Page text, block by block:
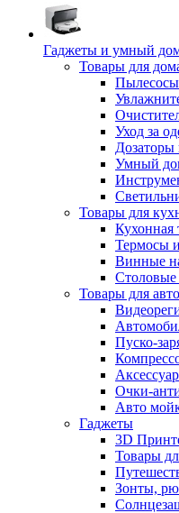
Гаджеты и умный
Товары для
Уход за
Умный
Товары для
Кухонная
Термосы
Винные
Товары для авто
Пуско-
Очки-
Авто
Гаджеты
3D
Товары
Зонты,